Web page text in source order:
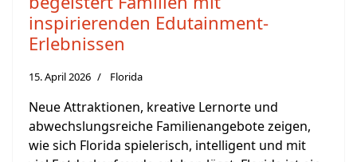
inspirierenden Edutainment-
Erlebnissen
15. April 2026 Florida
Neue Attraktionen, kreative Lernorte und
abwechslungsreiche Familienangebote zeigen,
wie sich Florida spielerisch, intelligent und mit